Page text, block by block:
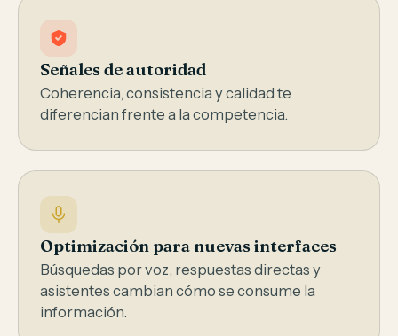
Señales de autoridad
Coherencia, consistencia y calidad te
diferencian frente a la competencia.
Optimización para nuevas interfaces
Búsquedas por voz, respuestas directas y
asistentes cambian cómo se consume la
información.